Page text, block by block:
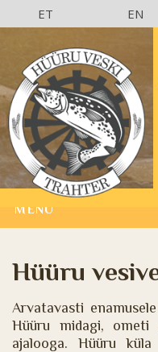
ET EN
MENU
Hüüru
Arvatavasti
Hüüru midagi,
ajalooga. Hüüru